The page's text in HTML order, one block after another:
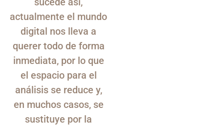
actualmente el mundo
digital nos lleva a
querer todo de forma
inmediata, por lo que
el espacio para el
análisis se reduce y,
en muchos casos, se
sustituye por la